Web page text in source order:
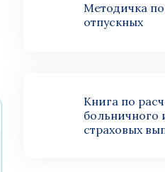
Методичка по
отпускных
Книга по
больничного
страховых